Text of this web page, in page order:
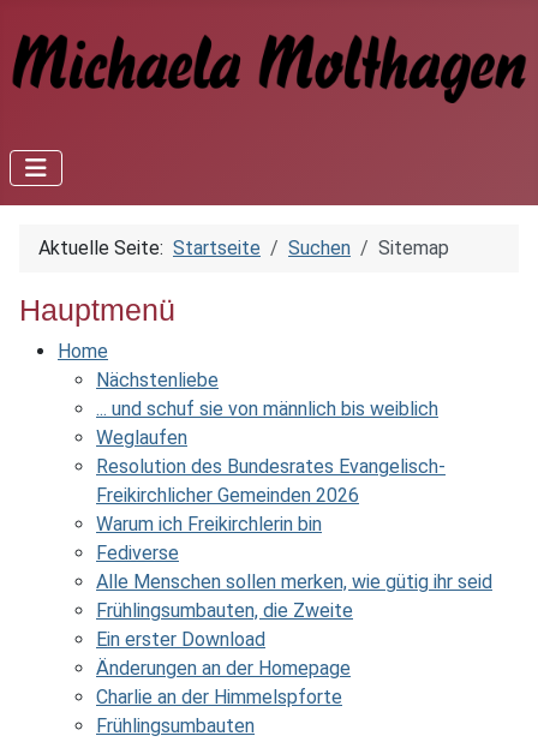
Aktuelle Seite: Startseite Suchen Sitemap
Hauptmenü
Home
Nächstenliebe
... und schuf sie von männlich bis weiblich
Weglaufen
Resolution des Bundesrates Evangelisch-
Freikirchlicher Gemeinden 2026
Warum ich Freikirchlerin bin
Fediverse
Alle Menschen sollen merken, wie gütig ihr seid
Frühlingsumbauten, die Zweite
Ein erster Download
Änderungen an der Homepage
Charlie an der Himmelspforte
Frühlingsumbauten